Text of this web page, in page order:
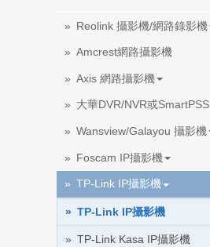
Reolink 攝影機/網路錄影機
Amcrest網路攝影機
Axis 網路攝影機
大華DVR/NVR或SmartPSS
Wansview/Galayou 攝影機
Foscam IP攝影機
TP-Link IP攝影機
TP-Link IP攝影機
TP-Link Kasa IP攝影機